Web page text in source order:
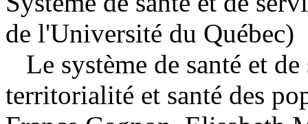
de l'Université du Québec)
Le système de santé et
territorialité et santé des